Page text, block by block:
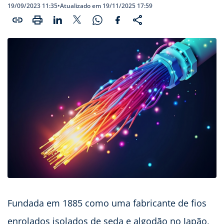
19/09/2023 11:35•Atualizado em 19/11/2025 17:59
Fundada em 1885 como uma fabricante de fios
enrolados isolados de seda e algodão no Japão,